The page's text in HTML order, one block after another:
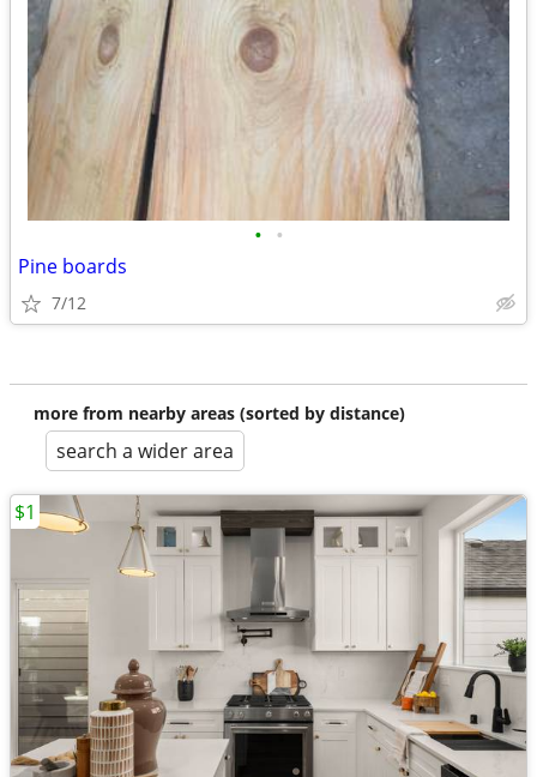
• •
Pine boards
7/12
more from nearby areas (sorted by distance)
search a wider area
$1